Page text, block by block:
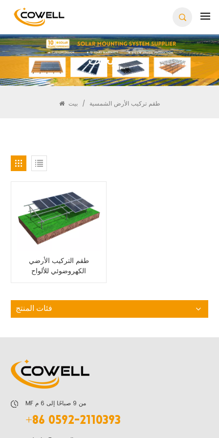
يبحث
بيت / طقم تركيب الأرض الشمسية
طقم التركيب الأرضي
الكهروضوئي للألواح
الشمسية
فئات المنتج
+86 0592-2110393